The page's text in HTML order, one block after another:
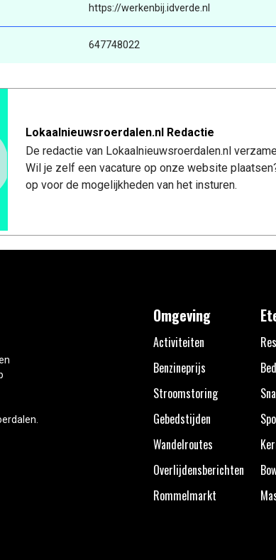
https://werkenbij.idverde.nl
647748022
Lokaalnieuwsroerdalen.nl Redactie
De redactie van Lokaalnieuwsroerdalen.nl
Wil je zelf een vacature op onze website
op voor de mogelijkheden van het insturen.
Omgeving
Activiteiten
Benzineprijs
Stroomstoring
Gebedstijden
Wandelroutes
Overlijdensberichten
Rommelmarkt